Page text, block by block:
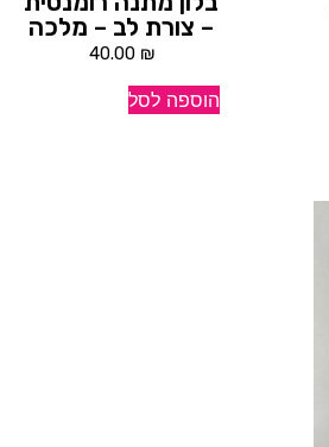
– צורת לב – מלכה
40.00 ₪
הוספה לסל